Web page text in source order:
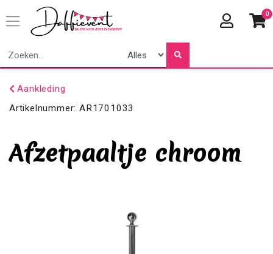
0
Aankleding
Artikelnummer: AR1701033
Afzetpaaltje chroom